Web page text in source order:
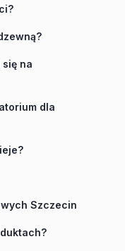
na
dla
Szczecin